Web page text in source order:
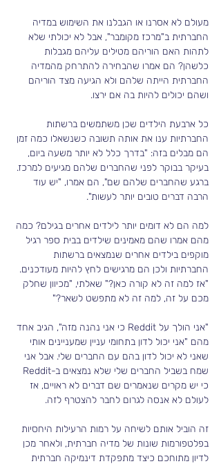
מעולם לא אסרנו או הגבלנו את השימוש במדיה
החברתית ב"מרכז מקומבר", אבל לא יכולתי שלא
לתהות האם הוריהם מטילים עליהם מגבלות
כלשהן? הם אמרו שהבחירה להתרחק מהמדיה
החברתית הייתה שלהם ולא הגיעה מצד הוריהם
ושהם יכולים להיות בה אם ירצו.
כל ארבעת הילדים שכן משתמשים ברשתות
החברתיות ענו את אותה תשובה כשנשאלו כמה זמן
הם מבלים בזה: "בדרך כלל לא יותר משעה ביום,
בעיקר בבוקר לפני שהחברים שלהם מגיעים למרכז.
ברגע שהחברים שלהם שם", הם אמרו, "יש עוד
הרבה דברים טובים יותר לעשות".
למה הם לא דומים יותר לילדים אחרים בגילם? כמה
מהם אמרו שהם מאמינים שילדים בבית ספר רגיל
מוקפים בילדים אחרים שנמצאים ברשתות
החברתיות ולכן הם מרגישים לחץ להיות מעודכנים.
"אז למה זה לא קורה כאן?" שאלתי, "מכיוון שחלק
מכם על זה, למה זה לא מתפשט לשאר?"
"אני הולך על Reddit כי אני נהנה מזה", הגיב אחד
מהם "אני יכול לדון בתחומי עניין שמעניינים אותי
שאני לא יכול לדון בהם עם החברים שלי. אבל אני
כי יש מקרים שנאמרים שם דברים לא ראויים, אז
לעולם לא אנסה לגרום לחבר להצטרף לזה.
זה הוביל אותם לשיחה על רמות הרעילות היחסיות
בפלטפורמות שונות של מדיה חברתית, ולאחר מכן
לדיון מתוחכם כיצד מתפקדת דינמיקה חברתית